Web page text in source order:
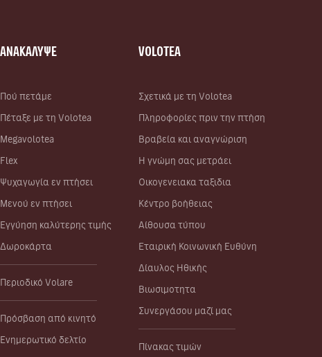
ΑΝΑΚΑΛΥΨΕ
Πού πετάμε
Πέταξε με τη Volotea
Megavolotea
Flex
Ψυχαγωγία εν πτήσει
Μενού εν πτήσει
Εγγύηση καλύτερης τιμής
Δωροκάρτα
Περιοδικό Volare
Πρόσβαση από κινητό
Ενημερωτικό δελτίο
VOLOTEA
Σχετικά με τη Volotea
Πληροφορίες πριν την πτήση
Βραβεία και αναγνώριση
Η γνώμη σας μετράει
Οικογενειακα ταξιδια
Κέντρο βοήθειας
Αίθουσα τύπου
Εταιρική Κοινωνική Ευθύνη
Δίαυλος Ηθικής
Βιωσιμοτητα
Συνεργάσου μαζί μας
Πίνακας τιμών